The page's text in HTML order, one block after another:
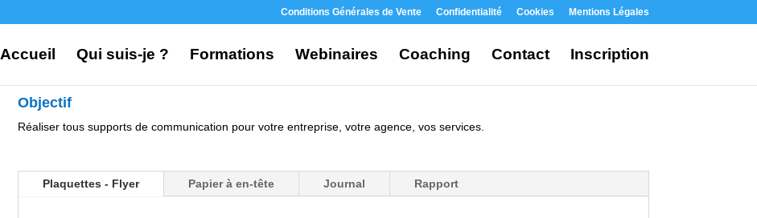
Conditions Générales de Vente Confidentialité Cookies Mentions Légales
Accueil Qui suis-je ? Formations Webinaires Coaching Contact Inscription
Objectif
Réaliser tous supports de communication pour votre entreprise, votre agence, vos services.
Plaquettes - Flyer Papier à en-tête Journal Rapport